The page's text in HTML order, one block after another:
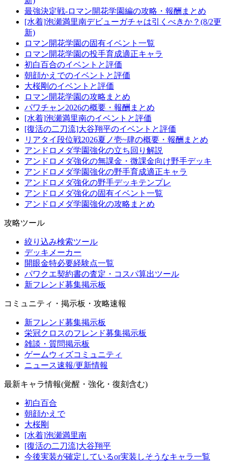
最強決定戦-ロマン開花学園編の攻略・報酬まとめ
[水着]泡瀬満里南デビューガチャは引くべきか？(8/2更
新)
ロマン開花学園の固有イベント一覧
ロマン開花学園の投手育成適正キャラ
初白百合のイベントと評価
朝顔かえでのイベントと評価
大桜剛のイベントと評価
ロマン開花学園の攻略まとめ
パワチャン2026の概要・報酬まとめ
[水着]泡瀬満里南のイベントと評価
[復活の二刀流]大谷翔平のイベントと評価
リアタイ段位戦2026夏ノ壱~肆の概要・報酬まとめ
アンドロメダ学園強化の立ち回り解説
アンドロメダ強化の無課金・微課金向け野手デッキ
アンドロメダ学園強化の野手育成適正キャラ
アンドロメダ強化の野手デッキテンプレ
アンドロメダ強化の固有イベント一覧
アンドロメダ学園強化の攻略まとめ
攻略ツール
絞り込み検索ツール
デッキメーカー
開眼金特必要経験点一覧
パワクエ契約書の査定・コスパ算出ツール
新フレンド募集掲示板
コミュニティ・掲示板・攻略速報
新フレンド募集掲示板
栄冠クロスのフレンド募集掲示板
雑談・質問掲示板
ゲームウィズコミュニティ
ニュース速報/更新情報
最新キャラ情報(覚醒・強化・復刻含む)
初白百合
朝顔かえで
大桜剛
[水着]泡瀬満里南
[復活の二刀流]大谷翔平
今後実装が確定しているor実装しそうなキャラ一覧